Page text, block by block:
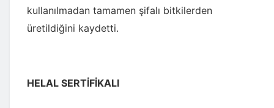
kullanılmadan tamamen şifalı bitkilerden
üretildiğini kaydetti.
HELAL SERTİFİKALI